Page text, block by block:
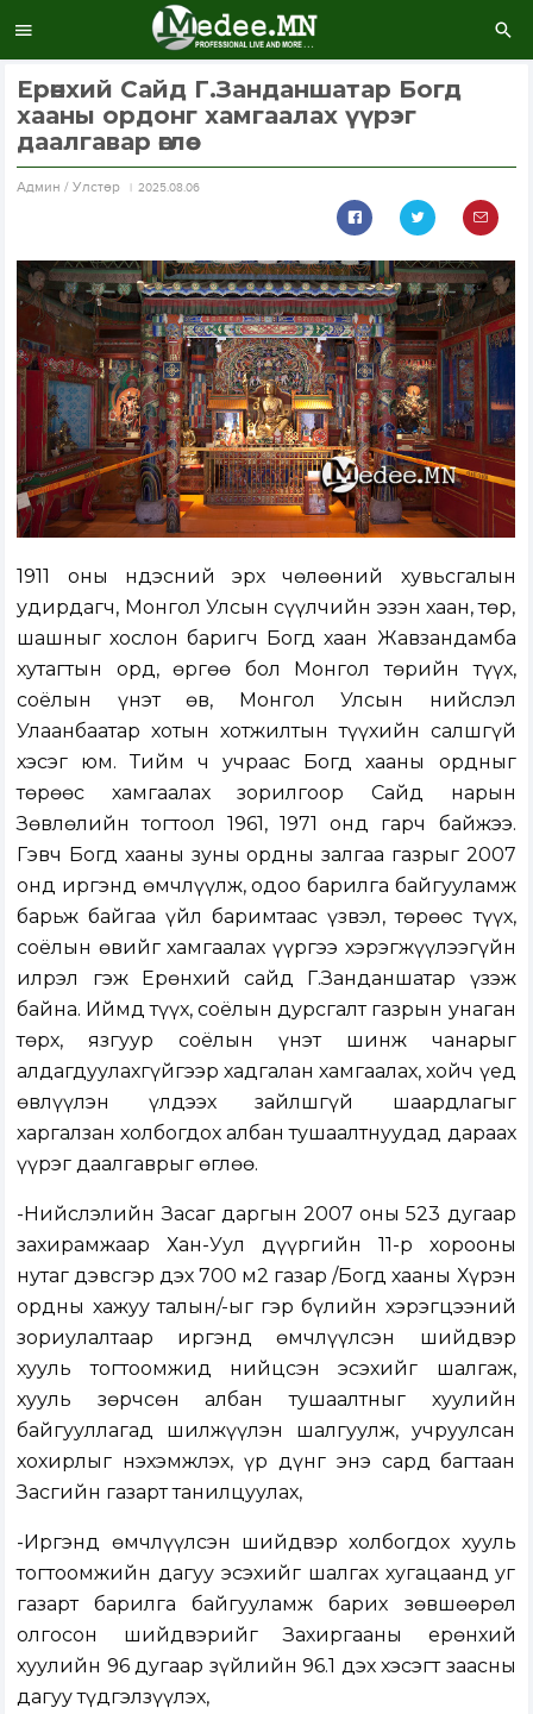
Ерөнхий Сайд Г.Занданшатар Богд
хааны ордонг хамгаалах үүрэг
даалгавар өглөө
Aдмин / Улстөр 2025.08.06
1911 оны Үндэсний эрх чөлөөний хувьсгалын
удирдагч, Монгол Улсын сүүлчийн эзэн хаан, төр,
шашныг хослон баригч Богд хаан Жавзандамба
хутагтын орд, өргөө бол Монгол төрийн түүх,
соёлын үнэт өв, Монгол Улсын нийслэл
Улаанбаатар хотын хотжилтын түүхийн салшгүй
хэсэг юм. Тийм ч учраас Богд хааны ордныг
төрөөс хамгаалах зорилгоор Сайд нарын
Зөвлөлийн тогтоол 1961, 1971 онд гарч байжээ.
Гэвч Богд хааны зуны ордны залгаа газрыг 2007
онд иргэнд өмчлүүлж, одоо барилга байгууламж
барьж байгаа үйл баримтаас үзвэл, төрөөс түүх,
соёлын өвийг хамгаалах үүргээ хэрэгжүүлээгүйн
илрэл гэж Ерөнхий сайд Г.Занданшатар үзэж
байна. Иймд түүх, соёлын дурсгалт газрын унаган
төрх, язгуур соёлын үнэт шинж чанарыг
алдагдуулахгүйгээр хадгалан хамгаалах, хойч үед
өвлүүлэн үлдээх зайлшгүй шаардлагыг
харгалзан холбогдох албан тушаалтнуудад дараах
үүрэг даалгаврыг өглөө.
-Нийслэлийн Засаг даргын 2007 оны 523 дугаар
захирамжаар Хан-Уул дүүргийн 11-р хорооны
нутаг дэвсгэр дэх 700 м2 газар /Богд хааны Хүрэн
ордны хажуу талын/-ыг гэр бүлийн хэрэгцээний
зориулалтаар иргэнд өмчлүүлсэн шийдвэр
хууль тогтоомжид нийцсэн эсэхийг шалгаж,
хууль зөрчсөн албан тушаалтныг хуулийн
байгууллагад шилжүүлэн шалгуулж, учруулсан
хохирлыг нэхэмжлэх, үр дүнг энэ сард багтаан
Засгийн газарт танилцуулах,
-Иргэнд өмчлүүлсэн шийдвэр холбогдох хууль
тогтоомжийн дагуу эсэхийг шалгах хугацаанд уг
газарт барилга байгууламж барих зөвшөөрөл
олгосон шийдвэрийг Захиргааны ерөнхий
хуулийн 96 дугаар зүйлийн 96.1 дэх хэсэгт заасны
дагуу түдгэлзүүлэх,